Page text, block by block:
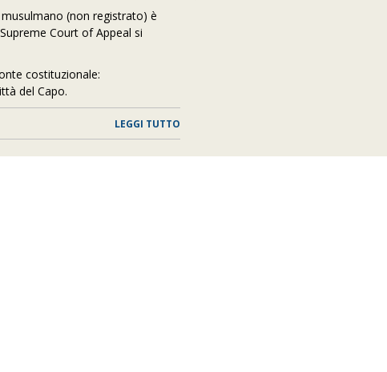
(non registrato) è
Court of Appeal si
costituzionale:
del Capo.
LEGGI TUTTO